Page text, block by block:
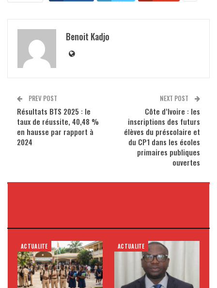
Benoit Kadjo
PREV POST
Résultats BTS 2025 : le
taux de réussite, 40,48 %
en hausse par rapport à
2024
NEXT POST
Côte d’Ivoire : les
inscriptions des futurs
élèves du préscolaire et
du CP1 dans les écoles
primaires publiques
ouvertes
ACTUALITE ACTUALITE